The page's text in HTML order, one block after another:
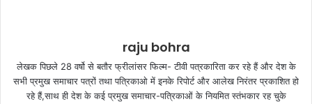
raju bohra
लेखक पिछले 28 वर्षो से बतौर फ्रीलांसर फिल्म- टीवी पत्रकारिता कर रहे हैं और देश के
सभी प्रमुख समाचार पत्रों तथा पत्रिकाओ में इनके रिपोर्ट और आलेख निरंतर प्रकाशित हो
रहे हैं,साथ ही देश के कई प्रमुख समाचार-पत्रिकाओं के नियमित स्तंभकार रह चुके